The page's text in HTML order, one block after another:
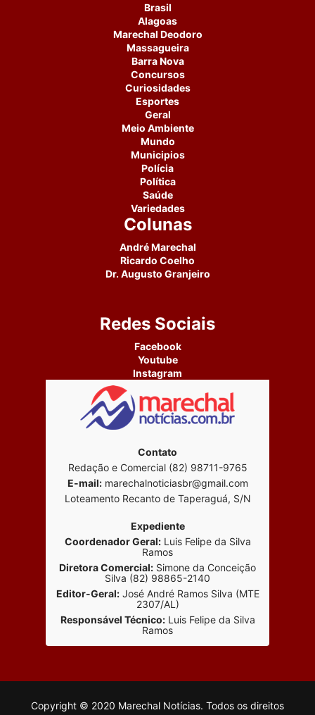
Brasil
Alagoas
Marechal Deodoro
Massagueira
Barra Nova
Concursos
Curiosidades
Esportes
Geral
Meio Ambiente
Mundo
Municipios
Polícia
Política
Saúde
Variedades
Colunas
André Marechal
Ricardo Coelho
Dr. Augusto Granjeiro
Redes Sociais
Facebook
Youtube
Instagram
Contato
Redação e Comercial (82) 98711-9765
E-mail:marechalnoticiasbr@gmail.com
Loteamento Recanto de Taperaguá, S/N
Expediente
Coordenador Geral:Luis Felipe da Silva
Ramos
Diretora Comercial: Simone da Conceição
Silva (82) 98865-2140
Editor-Geral:José André Ramos Silva (MTE
2307/AL)
Responsável Técnico:Luis Felipe da Silva
Ramos
Copyright © 2020 Marechal Notícias. Todos os direitos